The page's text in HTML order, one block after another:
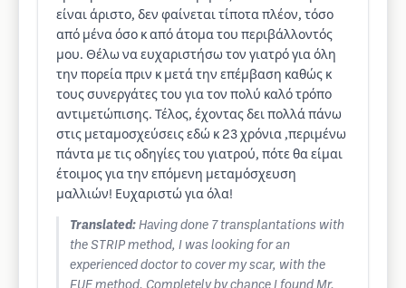
είναι άριστο, δεν φαίνεται τίποτα πλέον, τόσο
από μένα όσο κ από άτομα του περιβάλλοντός
μου. Θέλω να ευχαριστήσω τον γιατρό για όλη
την πορεία πριν κ μετά την επέμβαση καθώς κ
τους συνεργάτες του για τον πολύ καλό τρόπο
αντιμετώπισης. Τέλος, έχοντας δει πολλά πάνω
στις μεταμοσχεύσεις εδώ κ 23 χρόνια ,περιμένω
πάντα με τις οδηγίες του γιατρού, πότε θα είμαι
έτοιμος για την επόμενη μεταμόσχευση
μαλλιών! Ευχαριστώ για όλα!
Translated: Having done 7 transplantations with
the STRIP method, I was looking for an
experienced doctor to cover my scar, with the